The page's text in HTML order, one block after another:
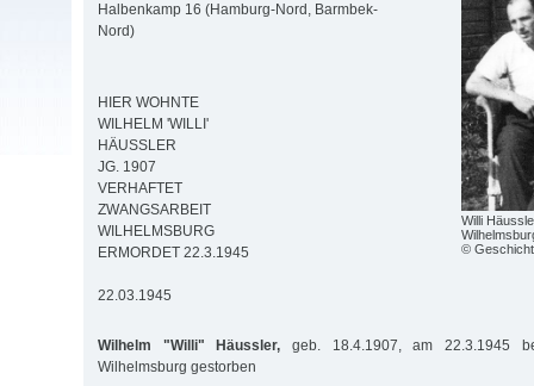
Willi
©
Halbenkamp 16 (Hamburg-Nord, Barmbek-
Nord)
HIER WOHNTE
WILHELM 'WILLI'
HÄUSSLER
JG. 1907
VERHAFTET
ZWANGSARBEIT
WILHELMSBURG
ERMORDET 22.3.1945
22.03.1945
Wilhelm "Willi" Häussler, geb. 18.4.1907, am 22.3.1945
Wilhelmsburg gestorben